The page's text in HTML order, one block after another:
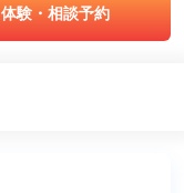
体験・相談予約